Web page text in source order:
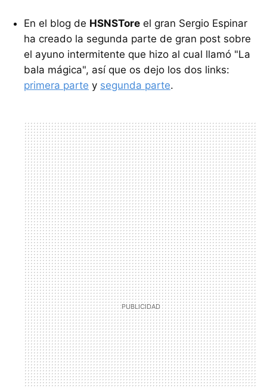
En el blog de HSNSTore el gran Sergio Espinar
ha creado la segunda parte de gran post sobre
el ayuno intermitente que hizo al cual llamó "La
bala mágica", así que os dejo los dos links:
primera parte y segunda parte.